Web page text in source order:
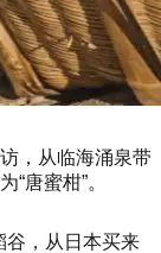
，从临海涌泉带
唐蜜柑”。
谷，从日本买来